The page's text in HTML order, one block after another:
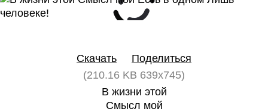
Скачать
Поделиться
(210.16 KB 639x745)
В жизни этой
Смысл мой